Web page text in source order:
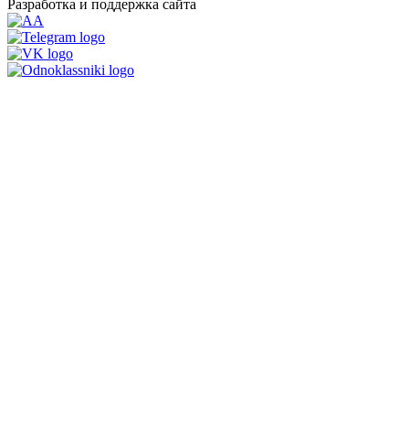
Разработка и поддержка сайта